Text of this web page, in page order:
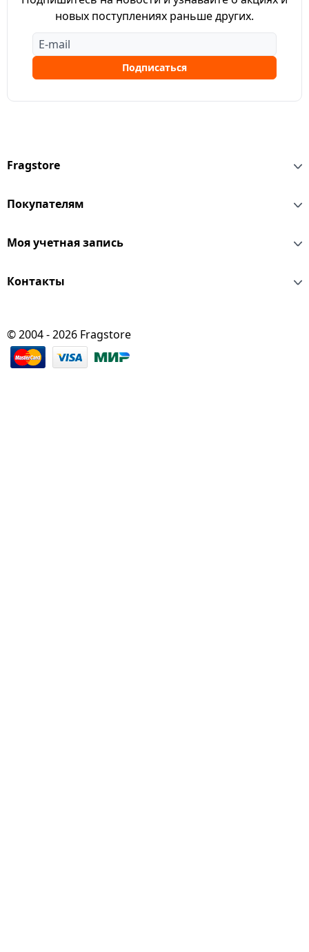
новых поступлениях раньше других.
Подписаться
Fragstore
Покупателям
Моя учетная запись
Контакты
© 2004 - 2026 Fragstore